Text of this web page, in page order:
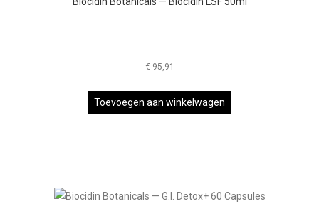
€95,91
Toevoegen aan winkelwagen